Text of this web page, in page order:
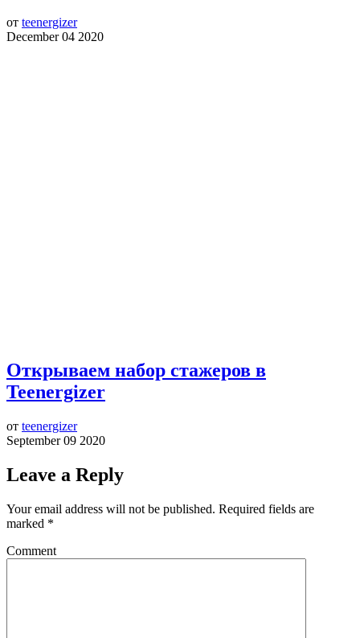
от teenergizer
December 04 2020
Открываем набор стажеров в
Teenergizer
от teenergizer
September 09 2020
Leave a Reply
Your email address will not be published. Required fields are
marked *
Comment